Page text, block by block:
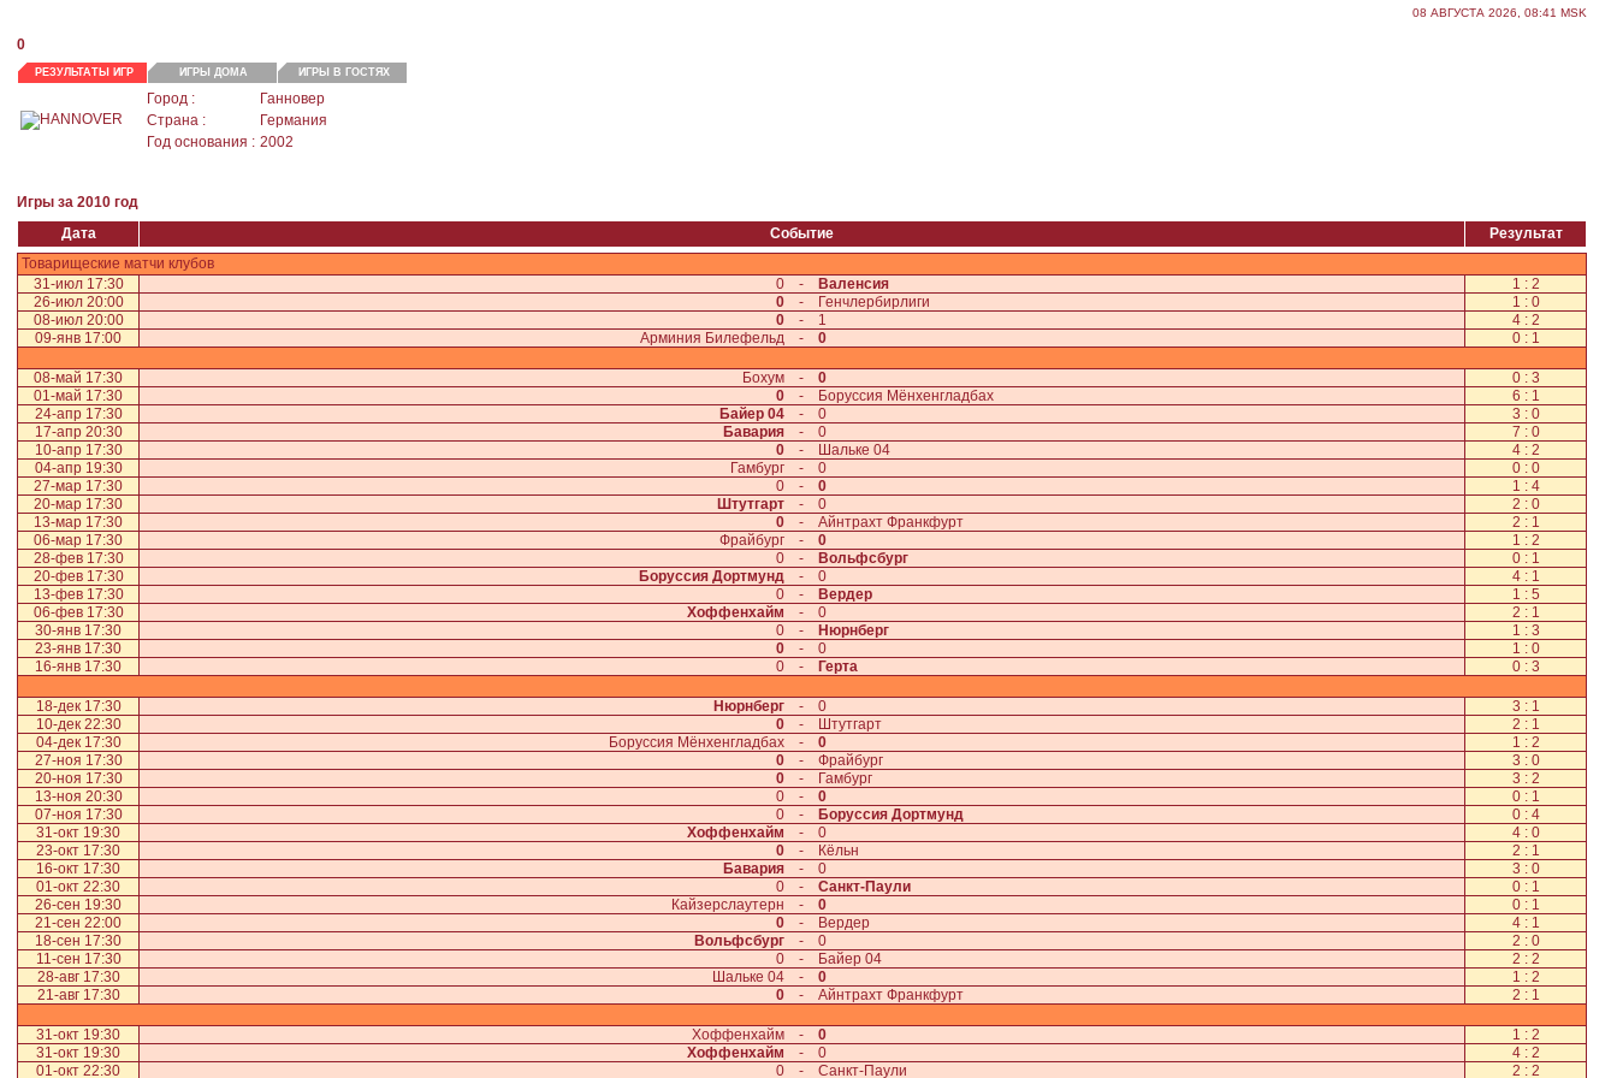
08 АВГУСТА 2026, 08:41 MSK
0
РЕЗУЛЬТАТЫ ИГР ИГРЫ ДОМА ИГРЫ В ГОСТЯХ
Город :
Ганновер
Страна :
Германия
Год основания : 2002
Игры за 2010 год
Дата
Событие
Результат
Товарищеские матчи клубов
31-июл 17:30
0 - Валенсия
1 : 2
26-июл 20:00
0 - Генчлербирлиги
1 : 0
08-июл 20:00
0 - 1
4 : 2
09-янв 17:00
Арминия Билефельд - 0 0 : 1
08-май 17:30 Бохум - 0
0 : 3
01-май 17:30
0 - Боруссия Мёнхенгладбах
6 : 1
24-апр 17:30
Байер 04 - 0
3 : 0
17-апр 20:30
Бавария - 0
7 : 0
10-апр 17:30
0 - Шальке 04
4 : 2
04-апр 19:30
Гамбург - 0
0 : 0
27-мар 17:30
0 - 0
1 : 4
20-мар 17:30
Штутгарт - 0
2 : 0
13-мар 17:30
0 - Айнтрахт Франкфурт
2 : 1
06-мар 17:30
Фрайбург - 0
1 : 2
28-фев 17:30
0 - Вольфсбург
0 : 1
20-фев 17:30
Боруссия Дортмунд - 0
4 : 1
13-фев 17:30
0 - Вердер
1 : 5
06-фев 17:30
Хоффенхайм - 0
2 : 1
30-янв 17:30
0 - Нюрнберг
1 : 3
23-янв 17:30
0 - 0
1 : 0
16-янв 17:30
0 - Герта 0 : 3
18-дек 17:30 Нюрнберг - 0
3 : 1
10-дек 22:30
0 - Штутгарт
2 : 1
04-дек 17:30
Боруссия Мёнхенгладбах - 0
1 : 2
27-ноя 17:30
0 - Фрайбург
3 : 0
20-ноя 17:30
0 - Гамбург
3 : 2
13-ноя 20:30
0 - 0
0 : 1
07-ноя 17:30
0 - Боруссия Дортмунд
0 : 4
31-окт 19:30
Хоффенхайм - 0
4 : 0
23-окт 17:30
0 - Кёльн
2 : 1
16-окт 17:30
Бавария - 0
3 : 0
01-окт 22:30
0 - Санкт-Паули
0 : 1
26-сен 19:30
Кайзерслаутерн - 0
0 : 1
21-сен 22:00
0 - Вердер
4 : 1
18-сен 17:30
Вольфсбург - 0
2 : 0
11-сен 17:30
0 - Байер 04
2 : 2
28-авг 17:30
Шальке 04 - 0
1 : 2
21-авг 17:30
0 - Айнтрахт Франкфурт 2 : 1
31-окт 19:30 Хоффенхайм - 0
1 : 2
31-окт 19:30
Хоффенхайм - 0
4 : 2
01-окт 22:30
0 - Санкт-Паули 2 : 2